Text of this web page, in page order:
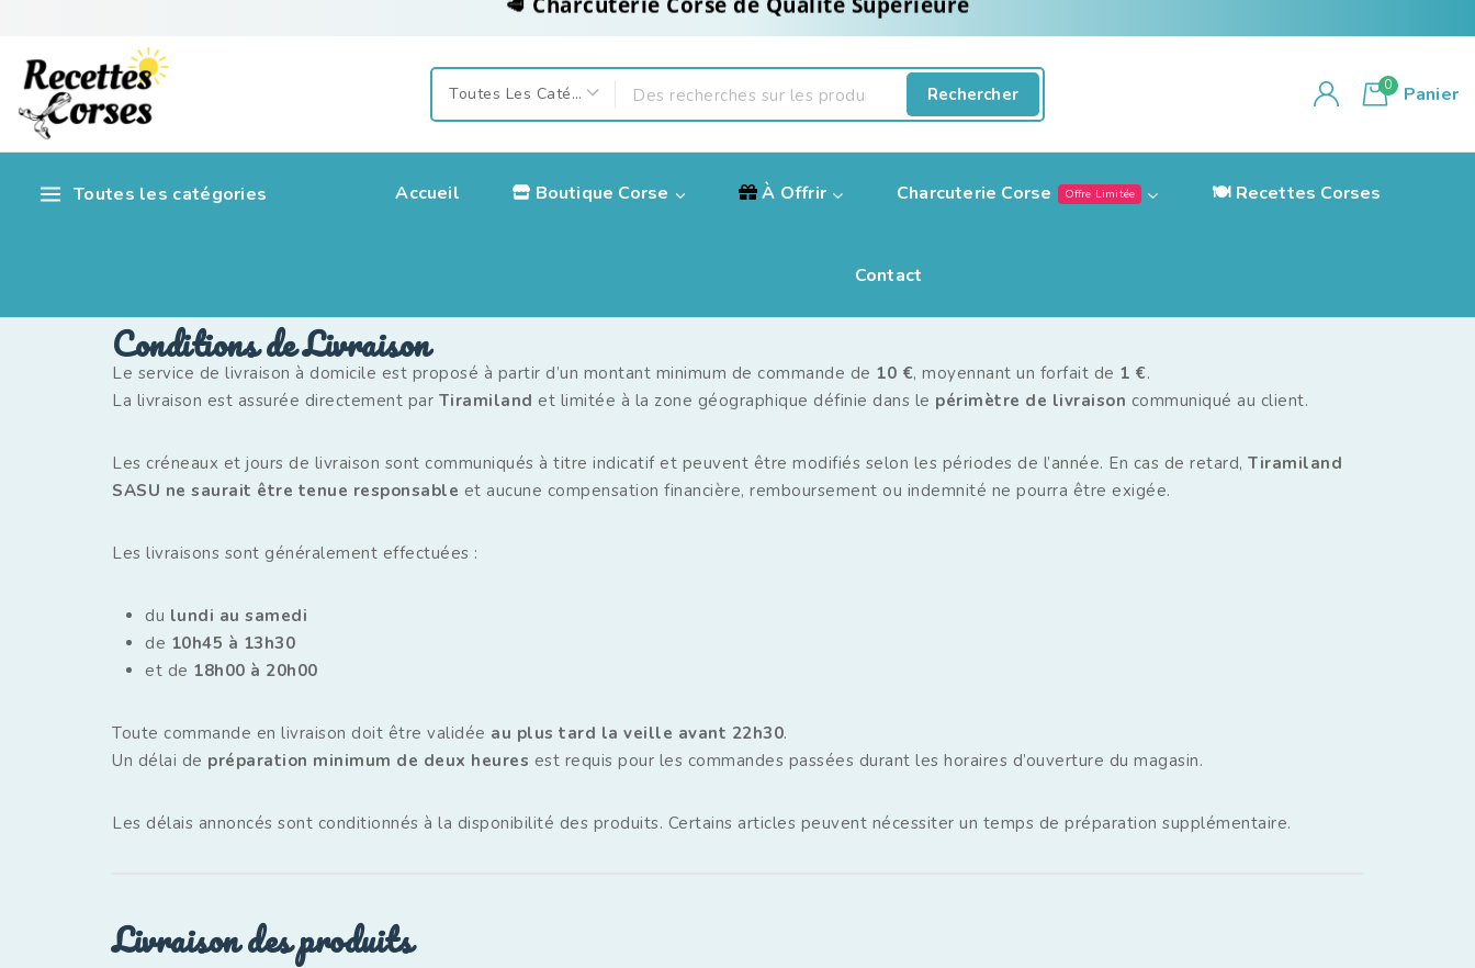
Rechercher 0 Panier
Toutes les catégories Accueil Boutique Corse À Offrir Charcuterie Corse Offre Limitée 🍽️ Recettes Corses
Contact
Conditions de Livraison
Le service de livraison à domicile est proposé à partir d’un montant minimum de commande de 10 €, moyennant un forfait de 1 €.
La livraison est assurée directement par Tiramiland et limitée à la zone géographique définie dans le périmètre de livraison communiqué au client.
Les créneaux et jours de livraison sont communiqués à titre indicatif et peuvent être modifiés selon les périodes de l’année. En cas de retard, Tiramiland
SASU ne saurait être tenue responsable et aucune compensation financière, remboursement ou indemnité ne pourra être exigée.
Les livraisons sont généralement effectuées :
du lundi au samedi
de 10h45 à 13h30
et de 18h00 à 20h00
Toute commande en livraison doit être validée au plus tard la veille avant 22h30.
Un délai de préparation minimum de deux heures est requis pour les commandes passées durant les horaires d’ouverture du magasin.
Les délais annoncés sont conditionnés à la disponibilité des produits. Certains articles peuvent nécessiter un temps de préparation supplémentaire.
Livraison des produits